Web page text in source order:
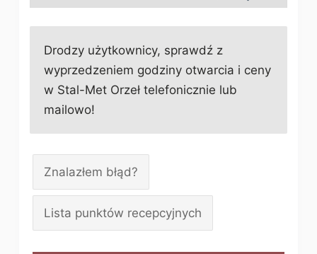
Drodzy użytkownicy, sprawdź z
wyprzedzeniem godziny otwarcia i ceny
w Stal-Met Orzeł telefonicznie lub
mailowo!
Znalazłem błąd?
Lista punktów recepcyjnych